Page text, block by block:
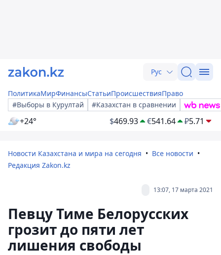
Рус
ПолитикаМирФинансыСтатьиПроисшествияПраво
#Выборы в Курултай
#Казахстан в сравнении
+24° $469.93 €541.64 ₽5.71
Новости Казахстана и мира на сегодня
Все новости
Редакция Zakon.kz
13:07, 17 марта 2021
Певцу Тиме Белорусских
грозит до пяти лет
лишения свободы